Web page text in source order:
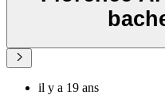
il y a 19 ans